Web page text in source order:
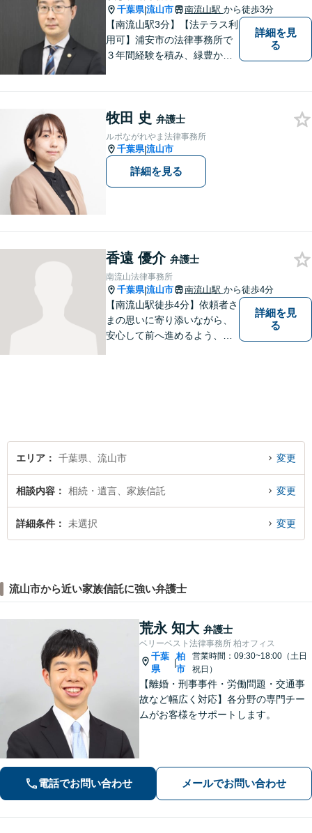
千葉県|流山市 南流山駅 から徒歩3分
【南流山駅3分】【法テラス利
用可】浦安市の法律事務所で
３年間経験を積み、緑豊かな
一人一人に寄り添い、信頼関
係を築きながら最善の解決策
をご提供いたします。
詳細を見
る
牧田 史 弁護士
ルポながれやま法律事務所
千葉県|流山市
詳細を見る
香遠 優介 弁護士
南流山法律事務所
千葉県|流山市 南流山駅 から徒歩4分
【南流山駅徒歩4分】依頼者さ
まの思いに寄り添いながら、
安心して前へ進めるよう、全
詳細を見
る
エリア 千葉県、流山市 変更
相談内容 相続・遺言、家族信託 変更
詳細条件 未選択 変更
流山市から近い家族信託に強い弁護士
荒永 知大 弁護士
ベリーベスト法律事務所 柏オフィス
千葉
県
|
柏
市
営業時間：09:30~18:00（土日
祝日）
【離婚・刑事事件・労働問題・交通事
故など幅広く対応】各分野の専門チー
ムがお客様をサポートします。
電話でお問い合わせ メールでお問い合わせ